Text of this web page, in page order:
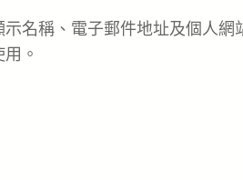
示名稱、電子郵件地址及個人網
。